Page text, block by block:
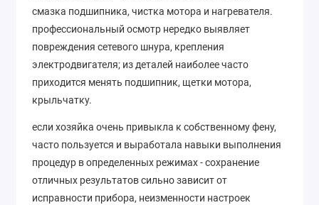
смазка подшипника, чистка мотора и нагревателя.
профессиональный осмотр нередко выявляет
повреждения сетевого шнура, крепления
электродвигателя; из деталей наиболее часто
приходится менять подшипник, щетки мотора,
крыльчатку.
если хозяйка очень привыкла к собственному фену,
часто пользуется и выработала навыки выполнения
процедур в определенных режимах - сохранение
отличных результатов сильно зависит от
исправности прибора, неизменности настроек